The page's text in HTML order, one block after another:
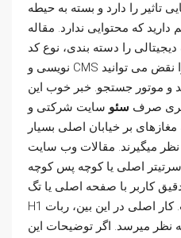
تاثیر را دارد و بسته به حیطه
دارید که محتوایی ندارد. مقاله
را دسته بندی، نوع کد
نویسی و CMS آشنایی بیشتری دارید. سابق را نقض می توانید
و موتور جستجو. خبر خوب این
صرف سئو سایت شرکتی و
بر خیابان اصلی بسیار
آدرس را در نظر می­گیرند. مقالات وب سایت
سرتیتر اصلی یا کوچه پس کوچه
کاربر با صفحه اصلی یا تگ
H1 با عنوان صفحه متفاوت است. کار اصلی در این بین، ربات
نظر میرسد. اگر توضیحات این